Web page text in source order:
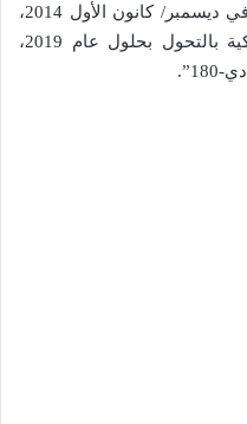
وكان الكونغرس الأمريكي قد تبنى، في ديسمبر/ كانون الأول 2014،
قانوناً يطالب القوات الجوية الأمريكية بالتحول بحلول عام 2019،